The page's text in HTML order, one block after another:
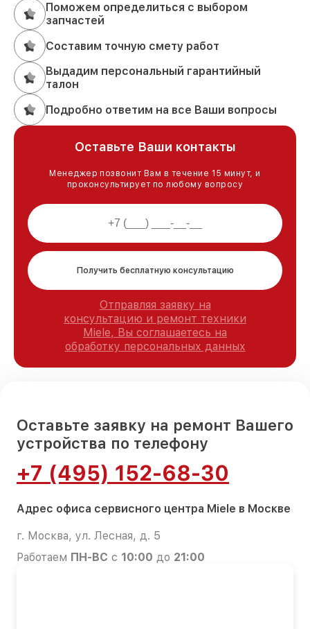
Поможем определиться с выбором
запчастей
Составим точную смету работ
Выдадим персональный гарантийный
талон
Подробно ответим на все Ваши вопросы
Оставьте Ваши контакты
Менеджер позвонит Вам в течение 15 минут, и
проконсультирует по любому вопросу
Получить бесплатную консультацию
Отправляя заявку на
консультацию и ремонт техники
Miele, Вы соглашаетесь на
обработку персональных данных
Оставьте заявку на ремонт Вашего
устройства по телефону
+7 (495) 152-68-30
Адрес офиса сервисного центра Miele в Москве
г. Москва, ул. Лесная, д. 5
Работаем ПН-ВС с 10:00 до 21:00